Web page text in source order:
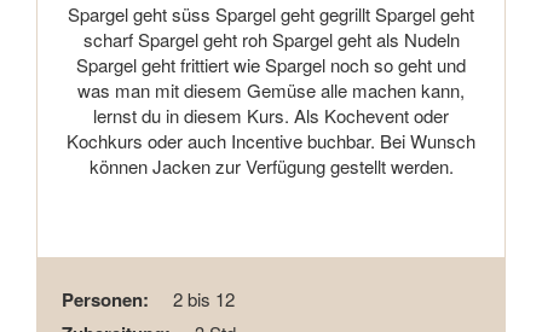
Spargel geht süss Spargel geht gegrillt Spargel geht
scharf Spargel geht roh Spargel geht als Nudeln
Spargel geht frittiert wie Spargel noch so geht und
was man mit diesem Gemüse alle machen kann,
lernst du in diesem Kurs. Als Kochevent oder
Kochkurs oder auch Incentive buchbar. Bei Wunsch
können Jacken zur Verfügung gestellt werden.
Personen: 2 bis 12